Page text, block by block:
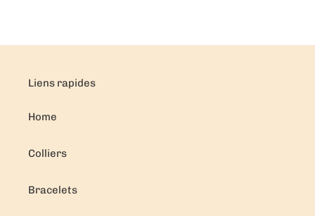
Liens rapides
Home
Colliers
Bracelets